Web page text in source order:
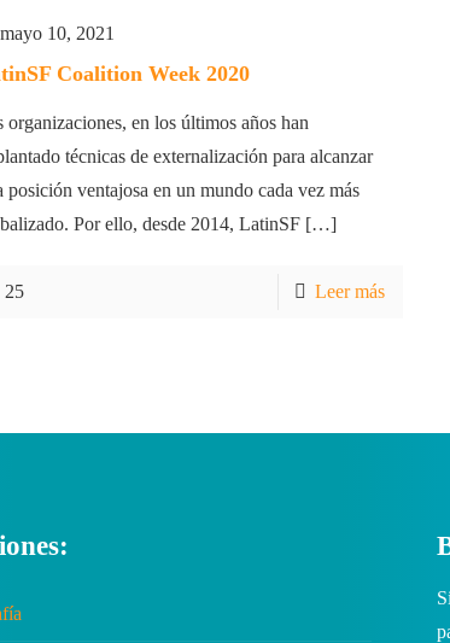
mayo 10, 2021
Coalition Week 2020
organizaciones, en los últimos años han
técnicas de externalización para alcanzar
posición ventajosa en un mundo cada vez más
Por ello, desde 2014, LatinSF[…]
25 Leer más